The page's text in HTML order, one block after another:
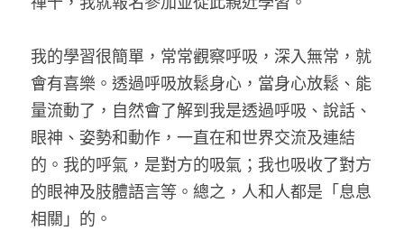
我的學習很簡單，常常觀察呼吸，深入無常，就
會有喜樂。透過呼吸放鬆身心，當身心放鬆、能
量流動了，自然會了解到我是透過呼吸、說話、
眼神、姿勢和動作，一直在和世界交流及連結
的。我的呼氣，是對方的吸氣；我也吸收了對方
的眼神及肢體語言等。總之，人和人都是「息息
相關」的。